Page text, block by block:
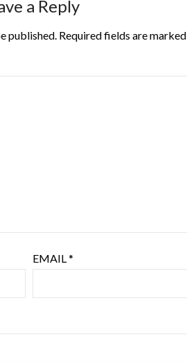
a Reply
published. Required fields are marked
EMAIL*